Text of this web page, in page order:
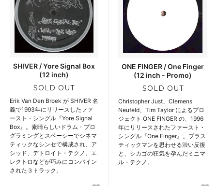
SHIVER / Yore Signal Box
(12 inch)
SOLD OUT
Erik Van Den Broek が SHIVER 名
義で1993年にリリースしたファ
ースト・シングル『Yore Signal
Box』。素晴らしいドラム・プロ
グラミングとスペーシーでシネマ
ティックなシンセで構成され、ア
シッド、デトロイト・テクノ、エ
レクトロなどが巧みにコンバイン
された３トラック。
ONE FINGER / One Finger
(12 inch - Promo)
SOLD OUT
Christopher Just、Clemens
Neufeld、Tim Taylor によるプロ
ジェクト ONE FINGER の、1996
年にリリースされたファースト・
シングル『One Finger』。プラス
ティックマンを思わせる渋い反復
と、シカゴの狂気を孕んだミニマ
ル・テクノ。